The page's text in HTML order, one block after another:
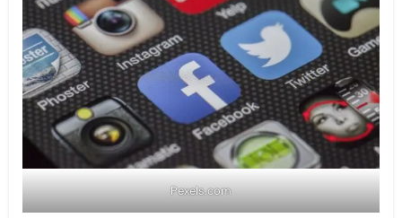
Pexels.com